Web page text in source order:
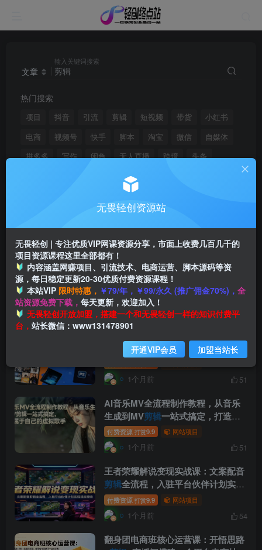
文章
输入关键词搜索
热门搜索
项目 抖音 引流 剪辑 短视频 带货
小红书
电商
视频号 快手 脚本 淘宝 微信
自媒体
拼多多
写作 闲鱼 无人直播 跨境 头条
搜索[剪辑 ]，共找到2464个文章
电影制作实战课，从灵感到成片，拍
摄与剪辑真实电影的完整过程【原创
双语字幕】
付费资源 打赏9.9 网站项目
1个月前 54
操案例，联动PS关键帧速成接单剪辑
1个月前 51
AI音乐MV全流程制作教程，从音乐
生成到MV剪辑一站式搞定，打造属
于自己的虚拟歌手
付费资源 打赏9.9 网站项目
1个月前 51
王者荣耀解说变现实战课：文案配音
剪辑全流程，入驻平台伙伴计划实现
稳定增收
付费资源 打赏9.9 网站项目
1个月前 54
翻身团电商班核心运营课：开悟思路
无畏轻创资源站
无畏轻创 | 专注优质VIP网课资源分享，市面上收费几百几千的
项目资源课程这里全部都有！
内容涵盖网赚项目、引流技术、电商运营、脚本源码等资
源，每日稳定更新20-30优质付费资源课程！
本站VIP 限时特惠， ￥79/年，￥99/永久 (推广佣金70%)， 全
站资源免费下载， 每天更新，欢迎加入！
无畏轻创开放加盟，搭建一个和无畏轻创一样的知识付费平
台， 站长微信：www131478901
开通VIP会员 加盟当站长